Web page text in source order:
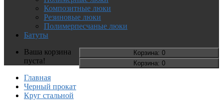
Композитные люки
Резиновые люки
Полимерпесчаные люки
Батуты
Корзина: 0
Корзина: 0
Ваша корзина
пуста!
Главная
Черный прокат
Круг стальной